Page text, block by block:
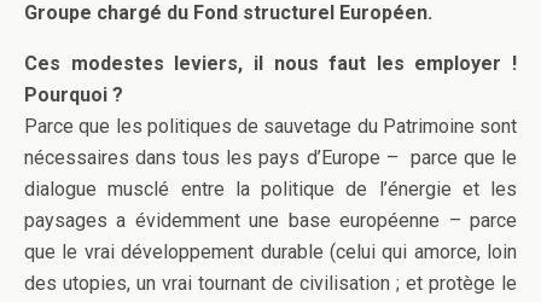
Groupe chargé du Fond structurel Européen.
Ces modestes leviers, il nous faut les employer !
Pourquoi ?
Parce que les politiques de sauvetage du Patrimoine sont
nécessaires dans tous les pays d’Europe – parce que le
dialogue musclé entre la politique de l’énergie et les
paysages a évidemment une base européenne – parce
que le vrai développement durable (celui qui amorce, loin
des utopies, un vrai tournant de civilisation ; et protège le